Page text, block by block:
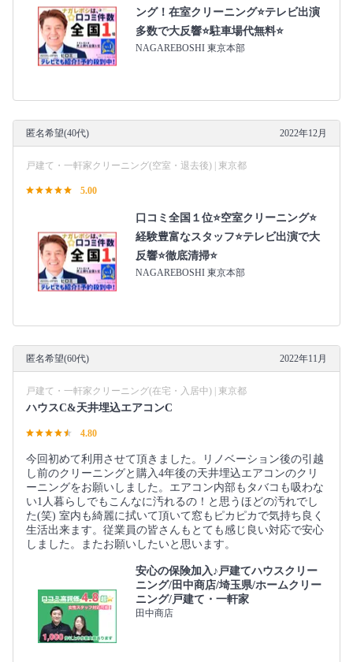
ング！在室クリーニング⭐テレビ出演
多数で大反響⭐駐車場代無料⭐
NAGAREBOSHI 東京本部
匿名希望(40代) 2022年12月
戸建て・一軒家クリーニング(空室・退去後) | 東京都
5.00
口コミ全国１位⭐空室クリーニング⭐
経験豊富なスタッフ⭐テレビ出演で大
反響⭐徹底清掃⭐
NAGAREBOSHI 東京本部
匿名希望(60代) 2022年11月
戸建て・一軒家クリーニング(在宅・入居中) | 東京都
ハウスC&天井埋込エアコンC
4.80
今回初めて利用させて頂きました。リノベーション後の引越
し前のクリーニングと購入4年後の天井埋込エアコンのクリ
ーニングをお願いしました。エアコン内部もタバコも吸わな
い1人暮らしでもこんなに汚れるの！と思うほどの汚れでし
た(笑) 室内も綺麗に拭いて頂いて窓もピカピカで気持ち良く
生活出来ます。従業員の皆さんもとても感じ良い対応で安心
しました。またお願いしたいと思います。
安心の保険加入♪戸建てハウスクリー
ニング/田中商店/埼玉県/ホームクリー
ニング/戸建て・一軒家
田中商店